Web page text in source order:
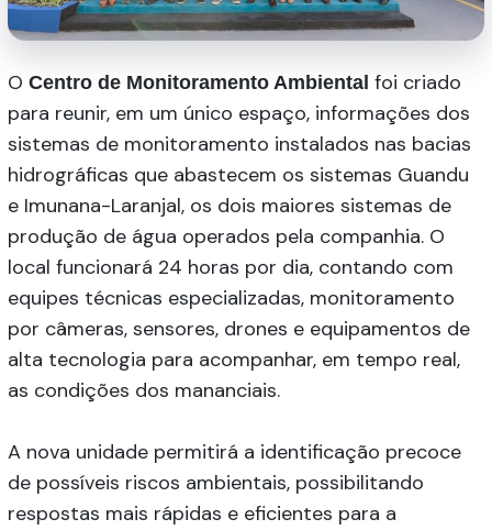
OCentro de Monitoramento Ambiental foi criado
para reunir, em um único espaço, informações dos
sistemas de monitoramento instalados nas bacias
hidrográficas que abastecem os sistemas Guandu
e Imunana-Laranjal, os dois maiores sistemas de
produção de água operados pela companhia. O
local funcionará 24 horas por dia, contando com
equipes técnicas especializadas, monitoramento
por câmeras, sensores, drones e equipamentos de
alta tecnologia para acompanhar, em tempo real,
as condições dos mananciais.
A nova unidade permitirá a identificação precoce
de possíveis riscos ambientais, possibilitando
respostas mais rápidas e eficientes para a